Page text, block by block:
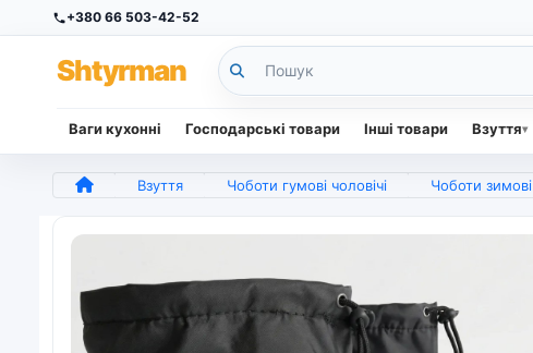
+380 66 503-42-52
Shtyrman
Ваги кухонні Господарські товари Інші товари Взуття
Взуття Чоботи гумові чоловічі Чоботи зимові